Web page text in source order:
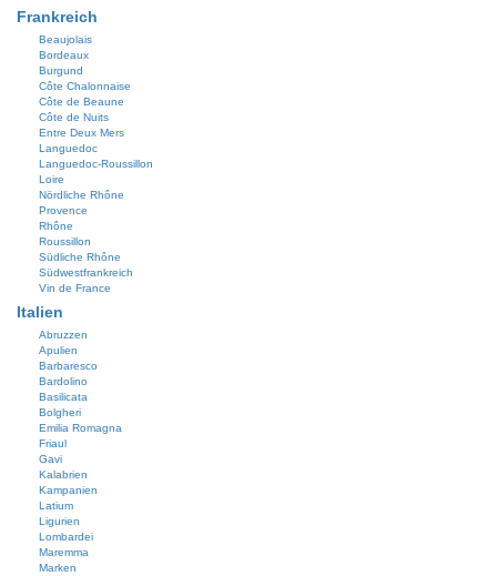
Frankreich
Beaujolais
Bordeaux
Burgund
Côte Chalonnaise
Côte de Beaune
Côte de Nuits
Entre Deux Mers
Languedoc
Languedoc-Roussillon
Loire
Nördliche Rhône
Provence
Rhône
Roussillon
Südliche Rhône
Südwestfrankreich
Vin de France
Italien
Abruzzen
Apulien
Barbaresco
Bardolino
Basilicata
Bolgheri
Emilia Romagna
Friaul
Gavi
Kalabrien
Kampanien
Latium
Ligurien
Lombardei
Maremma
Marken